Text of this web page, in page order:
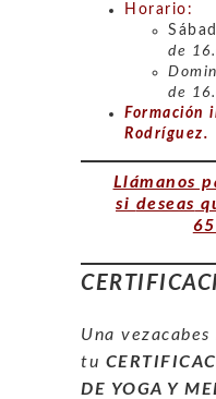
Horario:
de
de
Formación
Rodríguez.
Llámanos
si deseas
Una
tu
DE YOGA Y